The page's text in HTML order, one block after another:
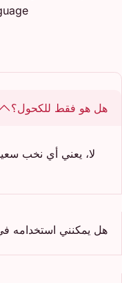
هل هو فقط للكحول؟
لا، يعني أي نخب
هل يمكنني استخدامه